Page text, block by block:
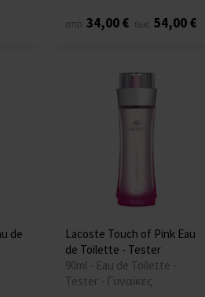
από 34,00 € έως 54,00 €
de
Lacoste Touch of Pink Eau
de Toilette - Tester
90ml - Eau de Toilette -
Tester - Γυναίκες